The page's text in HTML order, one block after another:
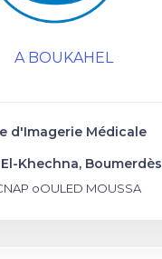
A BOUKAHEL
d'Imagerie Médicale
Khechna, Boumerdès
oOULED MOUSSA